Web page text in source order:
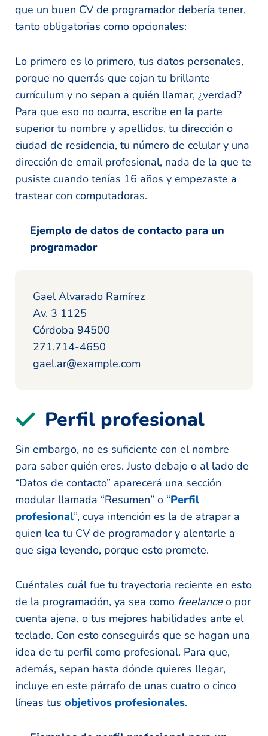
que un buen CV de programador debería tener,
tanto obligatorias como opcionales:
Lo primero es lo primero, tus datos personales,
porque no querrás que cojan tu brillante
currículum y no sepan a quién llamar, ¿verdad?
Para que eso no ocurra, escribe en la parte
superior tu nombre y apellidos, tu dirección o
ciudad de residencia, tu número de celular y una
dirección de email profesional, nada de la que te
pusiste cuando tenías 16 años y empezaste a
trastear con computadoras.
Ejemplo de datos de contacto para un
programador
Gael Alvarado Ramírez
Av. 3 1125
Córdoba 94500
271.714-4650
gael.ar@example.com
Perfil profesional
Sin embargo, no es suficiente con el nombre
para saber quién eres. Justo debajo o al lado de
“Datos de contacto” aparecerá una sección
modular llamada “Resumen” o “Perfil
profesional”, cuya intención es la de atrapar a
quien lea tu CV de programador y alentarle a
que siga leyendo, porque esto promete.
Cuéntales cuál fue tu trayectoria reciente en esto
de la programación, ya sea como freelanceo por
cuenta ajena, o tus mejores habilidades ante el
teclado. Con esto conseguirás que se hagan una
idea de tu perfil como profesional. Para que,
además, sepan hasta dónde quieres llegar,
incluye en este párrafo de unas cuatro o cinco
líneas tus objetivos profesionales.